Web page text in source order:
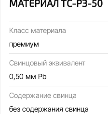
МАТЕРИАЛ ТС-РЗ-50
Класс материала
премиум
Свинцовый эквивалент
0,50 мм Pb
Содержание свинца
без содержания свинца